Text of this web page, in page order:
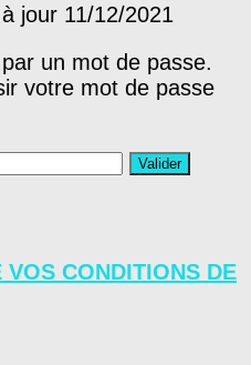
jour 11/12/2021
un mot de passe.
votre mot de passe
VOS CONDITIONS DE